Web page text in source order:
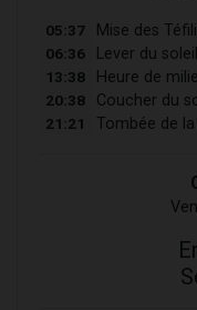
05:37 Mise des
06:36 Lever du soleil
13:38 Heure de
20:38 Coucher du
21:21 Tombée de